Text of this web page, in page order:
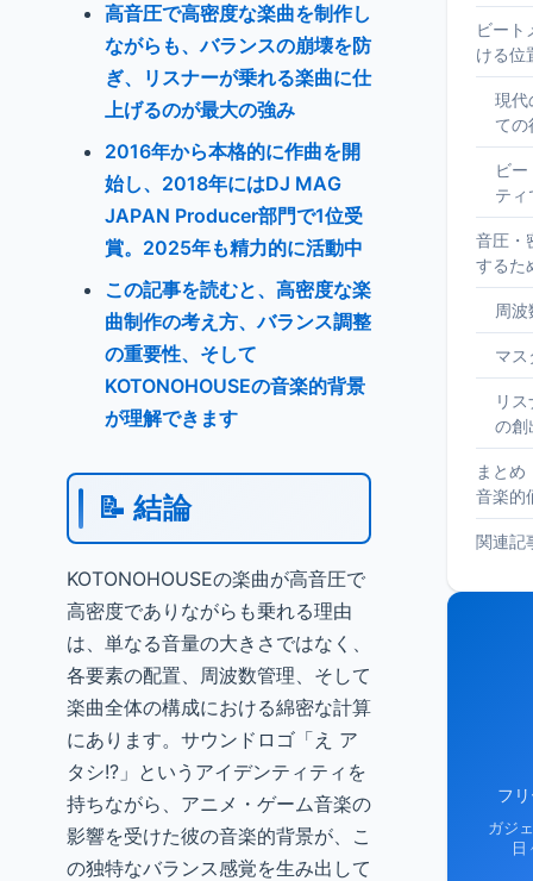
高音圧で高密度な楽曲を制作し
ながらも、バランスの崩壊を防
ぎ、リスナーが乗れる楽曲に仕
上げるのが最大の強み
2016年から本格的に作曲を開
始し、2018年にはDJ MAG
JAPAN Producer部門で1位受
賞。2025年も精力的に活動中
この記事を読むと、高密度な楽
曲制作の考え方、バランス調整
の重要性、そして
KOTONOHOUSEの音楽的背景
が理解できます
📝 結論
KOTONOHOUSEの楽曲が高音圧で
高密度でありながらも乗れる理由
は、単なる音量の大きさではなく、
各要素の配置、周波数管理、そして
楽曲全体の構成における綿密な計算
にあります。サウンドロゴ「え ア
タシ!?」というアイデンティティを
持ちながら、アニメ・ゲーム音楽の
影響を受けた彼の音楽的背景が、こ
の独特なバランス感覚を生み出して
ビート
ける位
現代
ての
ビ
ティ
音圧・
するた
周
マス
リ
の創
まとめ
音楽的
関連記
フ
ガジ
日